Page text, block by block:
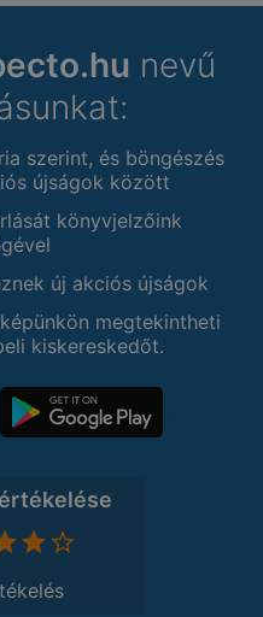
nevű
szerint, és böngészés
újságok között
könyvjelzőink
új akciós újságok
megtekintheti
kiskereskedőt.